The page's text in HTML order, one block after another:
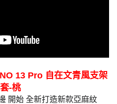
13 Pro 自在文青風支架
-桃
開始 全新打造新款亞麻紋